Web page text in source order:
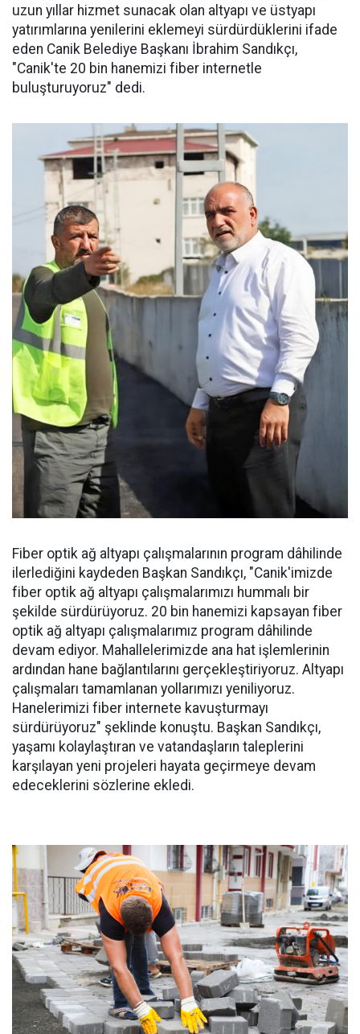
uzun yıllar hizmet sunacak olan altyapı ve üstyapı
yatırımlarına yenilerini eklemeyi sürdürdüklerini ifade
eden Canik Belediye Başkanı İbrahim Sandıkçı,
"Canik'te 20 bin hanemizi fiber internetle
buluşturuyoruz" dedi.
Fiber optik ağ altyapı çalışmalarının program dâhilinde
ilerlediğini kaydeden Başkan Sandıkçı, "Canik'imizde
fiber optik ağ altyapı çalışmalarımızı hummalı bir
şekilde sürdürüyoruz. 20 bin hanemizi kapsayan fiber
optik ağ altyapı çalışmalarımız program dâhilinde
devam ediyor. Mahallelerimizde ana hat işlemlerinin
ardından hane bağlantılarını gerçekleştiriyoruz. Altyapı
çalışmaları tamamlanan yollarımızı yeniliyoruz.
Hanelerimizi fiber internete kavuşturmayı
sürdürüyoruz" şeklinde konuştu. Başkan Sandıkçı,
yaşamı kolaylaştıran ve vatandaşların taleplerini
karşılayan yeni projeleri hayata geçirmeye devam
edeceklerini sözlerine ekledi.